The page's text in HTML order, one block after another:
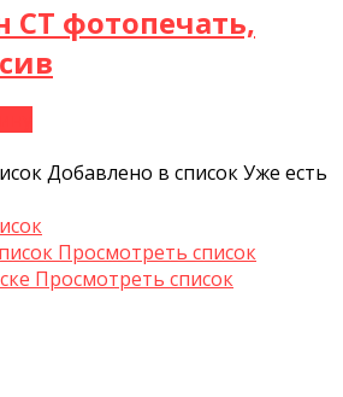
СТ фотопечать,
Добавлено в списокУже есть
Просмотреть список
Просмотреть список